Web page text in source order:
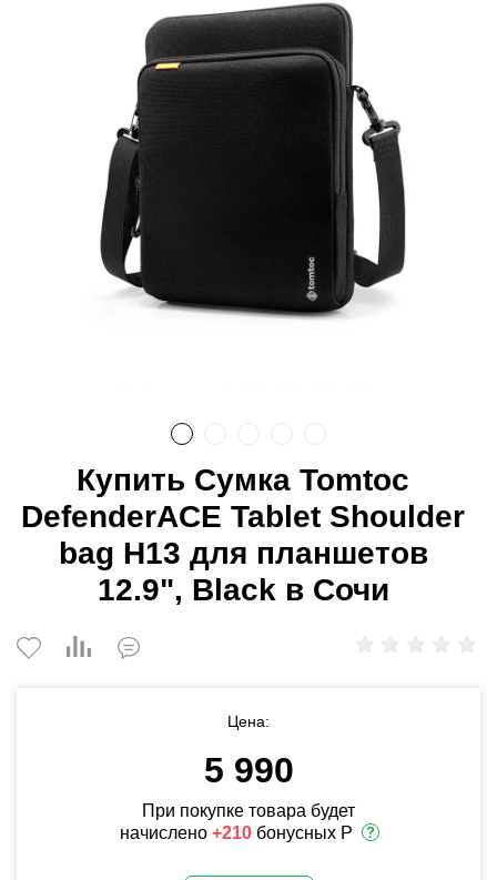
Купить Сумка Tomtoc
DefenderACE Tablet Shoulder
bag H13 для планшетов
12.9", Black в Сочи
Цена:
5 990
При покупке товара будет
начислено +210 бонусных Р